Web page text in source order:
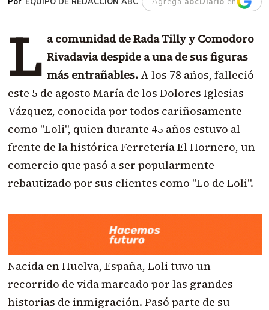
L a comunidad de Rada Tilly y Comodoro
Rivadavia despide a una de sus figuras
más entrañables.A los 78 años, falleció
este 5 de agosto María de los Dolores Iglesias
Vázquez, conocida por todos cariñosamente
como "Loli", quien durante 45 años estuvo al
frente de la histórica Ferretería El Hornero, un
comercio que pasó a ser popularmente
rebautizado por sus clientes como "Lo de Loli".
Nacida en Huelva, España, Loli tuvo un
recorrido de vida marcado por las grandes
historias de inmigración. Pasó parte de su